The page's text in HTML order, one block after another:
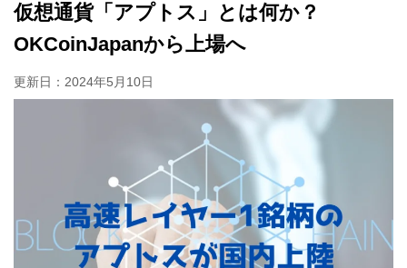
仮想通貨「アプトス」とは何か？
OKCoinJapanから上場へ
更新日： 2024年5月10日